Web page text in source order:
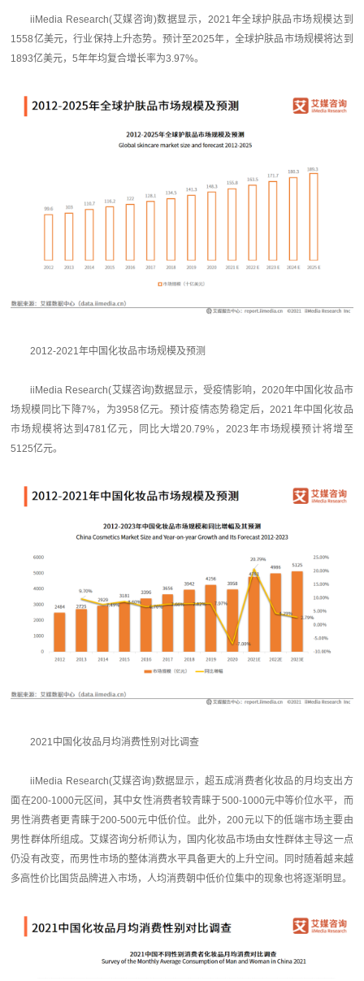
iiMedia Research(艾媒咨询)数据显示，2021年全球护肤品市场规模达到
1558亿美元，行业保持上升态势。预计至2025年，全球护肤品市场规模将达到
1893亿美元，5年年均复合增长率为3.97%。
2012-2021年中国化妆品市场规模及预测
iiMedia Research(艾媒咨询)数据显示，受疫情影响，2020年中国化妆品市
场规模同比下降7%，为3958亿元。预计疫情态势稳定后，2021年中国化妆品
市场规模将达到4781亿元，同比大增20.79%，2023年市场规模预计将增至
5125亿元。
2021中国化妆品月均消费性别对比调查
iiMedia Research(艾媒咨询)数据显示，超五成消费者化妆品的月均支出方
面在200-1000元区间，其中女性消费者较青睐于500-1000元中等价位水平，而
男性消费者更青睐于200-500元中低价位。此外，200元以下的低端市场主要由
男性群体所组成。艾媒咨询分析师认为，国内化妆品市场由女性群体主导这一点
仍没有改变，而男性市场的整体消费水平具备更大的上升空间。同时随着越来越
多高性价比国货品牌进入市场，人均消费朝中低价位集中的现象也将逐渐明显。